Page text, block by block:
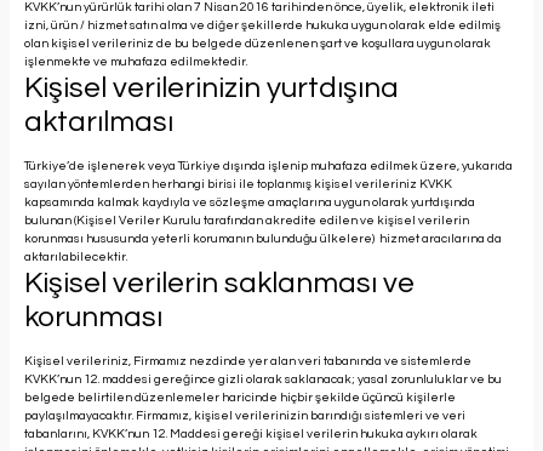
KVKK’nun yürürlük tarihi olan 7 Nisan 2016 tarihinden önce, üyelik, elektronik ileti
izni, ürün / hizmet satın alma ve diğer şekillerde hukuka uygun olarak elde edilmiş
olan kişisel verileriniz de bu belgede düzenlenen şart ve koşullara uygun olarak
işlenmekte ve muhafaza edilmektedir.
Kişisel verilerinizin yurtdışına
aktarılması
Türkiye’de işlenerek veya Türkiye dışında işlenip muhafaza edilmek üzere, yukarıda
sayılan yöntemlerden herhangi birisi ile toplanmış kişisel verileriniz KVKK
kapsamında kalmak kaydıyla ve sözleşme amaçlarına uygun olarak yurtdışında
bulunan (Kişisel Veriler Kurulu tarafından akredite edilen ve kişisel verilerin
korunması hususunda yeterli korumanın bulunduğu ülkelere) hizmet aracılarına da
aktarılabilecektir.
Kişisel verilerin saklanması ve
korunması
Kişisel verileriniz, Firmamız nezdinde yer alan veri tabanında ve sistemlerde
KVKK’nun 12. maddesi gereğince gizli olarak saklanacak; yasal zorunluluklar ve bu
belgede belirtilen düzenlemeler haricinde hiçbir şekilde üçüncü kişilerle
paylaşılmayacaktır. Firmamız, kişisel verilerinizin barındığı sistemleri ve veri
tabanlarını, KVKK’nun 12. Maddesi gereği kişisel verilerin hukuka aykırı olarak